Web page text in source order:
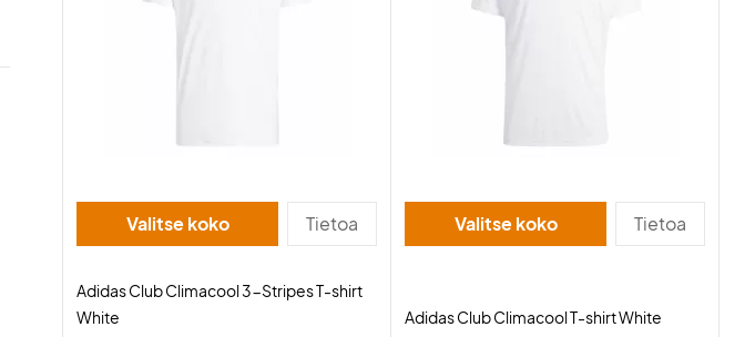
Valitse koko Tietoa
Adidas Club Climacool 3-Stripes T-shirt
White
Valitse koko Tietoa
Adidas Club Climacool T-shirt White